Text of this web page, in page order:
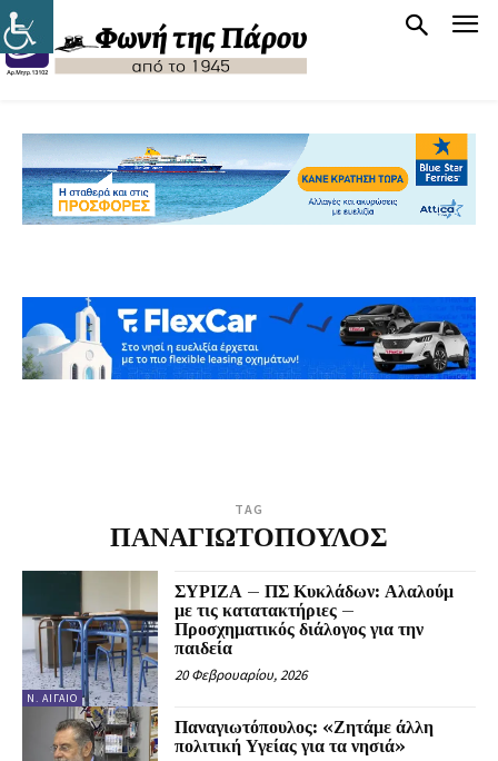
TAG
ΠΑΝΑΓΙΩΤΟΠΟΥΛΟΣ
Ν. ΑΙΓΑΊΟ
ΣΥΡΙΖΑ – ΠΣ Κυκλάδων: Αλαλούμ
με τις κατατακτήριες –
Προσχηματικός διάλογος για την
παιδεία
20 Φεβρουαρίου, 2026
Παναγιωτόπουλος: «Ζητάμε άλλη
πολιτική Υγείας για τα νησιά»